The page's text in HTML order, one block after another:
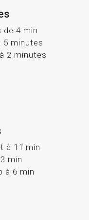
de 4 min
5 minutes
2 minutes
à 11 min
min
à 6 min